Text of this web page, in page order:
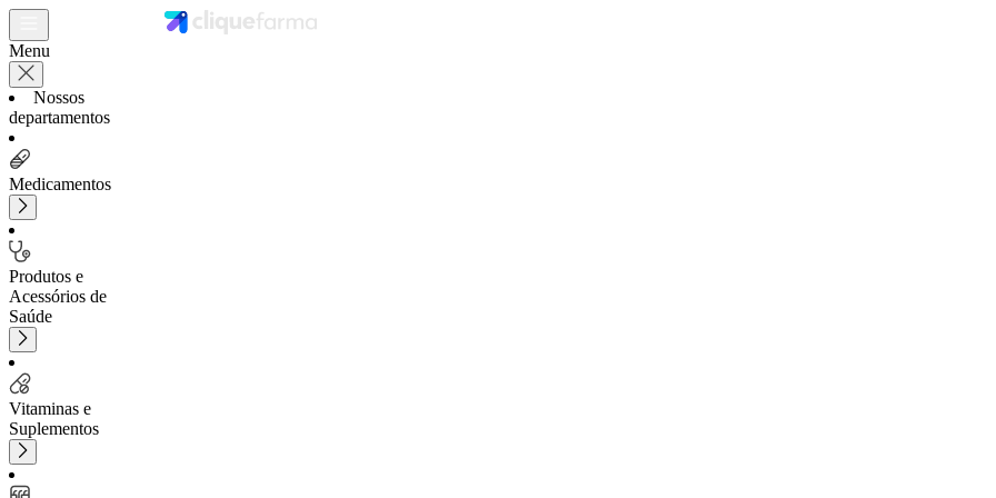
Menu
Nossos
departamentos
Medicamentos
Produtos e
Acessórios de
Saúde
Vitaminas e
Suplementos